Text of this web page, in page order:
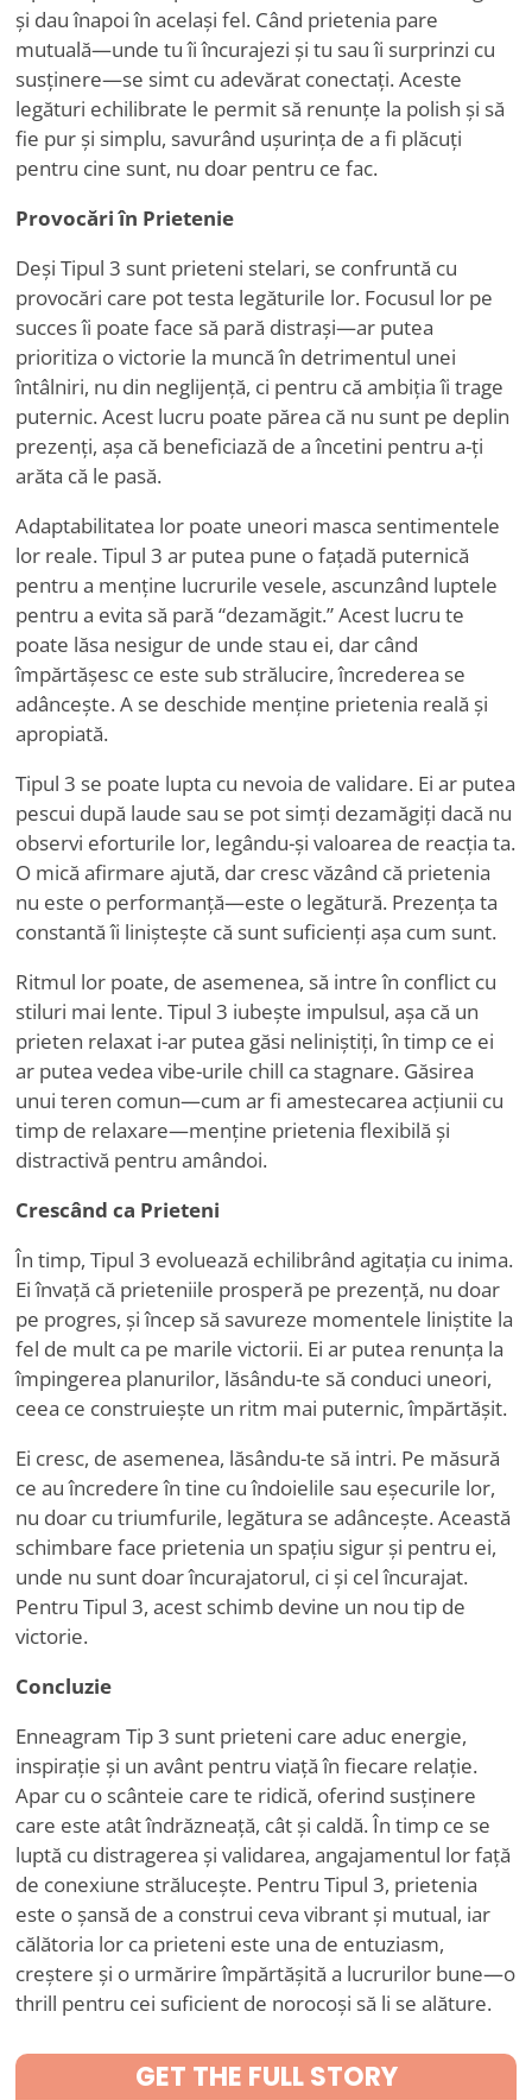
și dau înapoi în același fel. Când prietenia pare
mutuală—unde tu îi încurajezi și tu sau îi surprinzi cu
susținere—se simt cu adevărat conectați. Aceste
legături echilibrate le permit să renunțe la polish și să
fie pur și simplu, savurând ușurința de a fi plăcuți
pentru cine sunt, nu doar pentru ce fac.
Provocări în Prietenie
Deși Tipul 3 sunt prieteni stelari, se confruntă cu
provocări care pot testa legăturile lor. Focusul lor pe
succes îi poate face să pară distrași—ar putea
prioritiza o victorie la muncă în detrimentul unei
întâlniri, nu din neglijență, ci pentru că ambiția îi trage
puternic. Acest lucru poate părea că nu sunt pe deplin
prezenți, așa că beneficiază de a încetini pentru a-ți
arăta că le pasă.
Adaptabilitatea lor poate uneori masca sentimentele
lor reale. Tipul 3 ar putea pune o fațadă puternică
pentru a menține lucrurile vesele, ascunzând luptele
pentru a evita să pară “dezamăgit.” Acest lucru te
poate lăsa nesigur de unde stau ei, dar când
împărtășesc ce este sub strălucire, încrederea se
adâncește. A se deschide menține prietenia reală și
apropiată.
Tipul 3 se poate lupta cu nevoia de validare. Ei ar putea
pescui după laude sau se pot simți dezamăgiți dacă nu
observi eforturile lor, legându-și valoarea de reacția ta.
O mică afirmare ajută, dar cresc văzând că prietenia
nu este o performanță—este o legătură. Prezența ta
constantă îi liniștește că sunt suficienți așa cum sunt.
Ritmul lor poate, de asemenea, să intre în conflict cu
stiluri mai lente. Tipul 3 iubește impulsul, așa că un
prieten relaxat i-ar putea găsi neliniștiți, în timp ce ei
ar putea vedea vibe-urile chill ca stagnare. Găsirea
unui teren comun—cum ar fi amestecarea acțiunii cu
timp de relaxare—menține prietenia flexibilă și
distractivă pentru amândoi.
Crescând ca Prieteni
În timp, Tipul 3 evoluează echilibrând agitația cu inima.
Ei învață că prieteniile prosperă pe prezență, nu doar
pe progres, și încep să savureze momentele liniștite la
fel de mult ca pe marile victorii. Ei ar putea renunța la
împingerea planurilor, lăsându-te să conduci uneori,
ceea ce construiește un ritm mai puternic, împărtășit.
Ei cresc, de asemenea, lăsându-te să intri. Pe măsură
ce au încredere în tine cu îndoielile sau eșecurile lor,
nu doar cu triumfurile, legătura se adâncește. Această
schimbare face prietenia un spațiu sigur și pentru ei,
unde nu sunt doar încurajatorul, ci și cel încurajat.
Pentru Tipul 3, acest schimb devine un nou tip de
victorie.
Concluzie
Enneagram Tip 3 sunt prieteni care aduc energie,
inspirație și un avânt pentru viață în fiecare relație.
Apar cu o scânteie care te ridică, oferind susținere
care este atât îndrăzneață, cât și caldă. În timp ce se
luptă cu distragerea și validarea, angajamentul lor față
de conexiune strălucește. Pentru Tipul 3, prietenia
este o șansă de a construi ceva vibrant și mutual, iar
călătoria lor ca prieteni este una de entuziasm,
creștere și o urmărire împărtășită a lucrurilor bune—o
thrill pentru cei suficient de norocoși să li se alăture.
GET THE FULL STORY